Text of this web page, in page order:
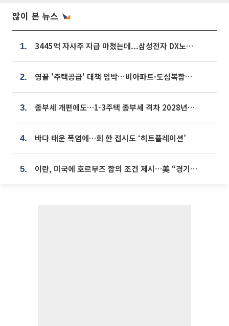
많이 본 뉴스
1. 3445억 자사주 지급 마쳤는데...삼성전자 DX노조, 뒤늦은 '떼쓰기 집회'
2. 영끌 '주택공급' 대책 임박⋯비아파트·도심복합까지 총동원
3. 종부세 개편에도…1·3주택 종부세 격차 2028년부터 확대
4. 바다 태운 폭염에…회 한 접시도 ‘히트플레이션’
5. 이란, 미국에 호르무즈 합의 조건 제시…美 “경기 아직 안 끝나” [종합]